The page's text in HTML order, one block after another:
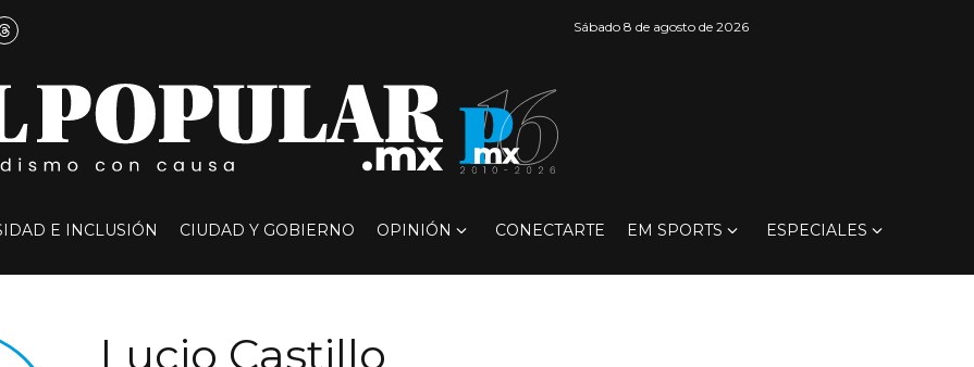
Sábado 8 de agosto de 2026
E INCLUSIÓN CIUDAD Y GOBIERNO OPINIÓN CONECTARTE EM SPORTS ESPECIALES
Lucio Castillo